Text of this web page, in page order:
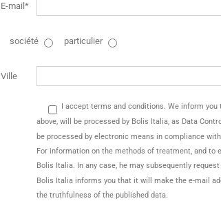
E-mail*
société particulier
Ville
I accept terms and conditions. We inform
above, will be processed by Bolis Italia, as Data
be processed by electronic means in compliance
For information on the methods of treatment, and to
Bolis Italia. In any case, he may subsequently
Bolis Italia informs you that it will make the e-mail
the truthfulness of the published data.